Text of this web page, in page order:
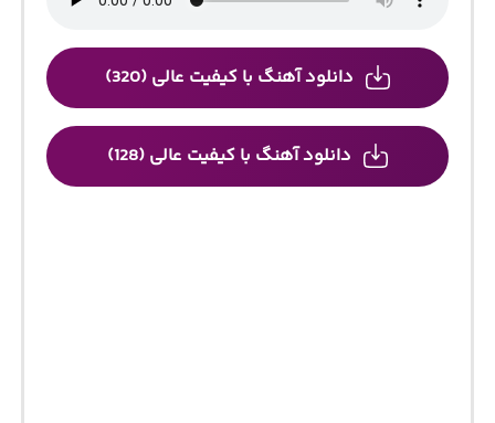
دانلود آهنگ با کیفیت عالی (320)
دانلود آهنگ با کیفیت عالی (128)